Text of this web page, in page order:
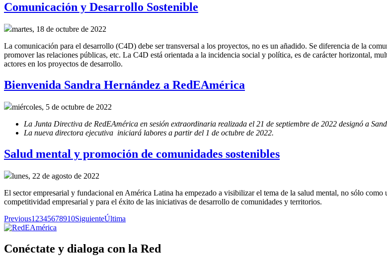
Comunicación y Desarrollo Sostenible
martes, 18 de octubre de 2022
La comunicación para el desarrollo (C4D) debe ser transversal a los proyectos, no es un añadido. Se diferencia de la
promover las relaciones públicas, etc. La C4D está orientada a la incidencia social y política, es de carácter horizontal,
actores en los proyectos de desarrollo.
Bienvenida Sandra Hernández a RedEAmérica
miércoles, 5 de octubre de 2022
La Junta Directiva de RedEAmérica en sesión extraordinaria realizada el 21 de septiembre de 2022 designó a
La nueva directora ejecutiva iniciará labores a partir del 1 de octubre de 2022.
Salud mental y promoción de comunidades sostenibles
lunes, 22 de agosto de 2022
El sector empresarial y fundacional en América Latina ha empezado a visibilizar el tema de la salud mental, no sólo
competitividad empresarial y para el éxito de las iniciativas de desarrollo de comunidades y territorios.
Previous1 2345678910SiguienteÚltima
Conéctate y dialoga con la Red